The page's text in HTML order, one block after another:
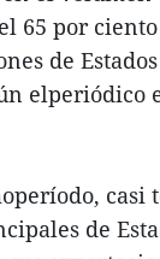
65 por
de
elperiódico
casi
de